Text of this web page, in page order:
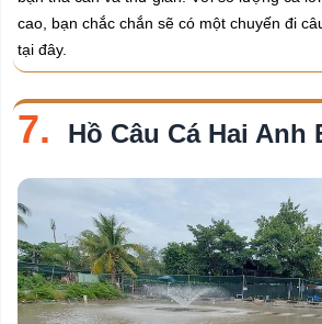
cao, bạn chắc chắn sẽ có một chuyến đi
tại đây.
7. Hồ Câu Cá Hai Anh